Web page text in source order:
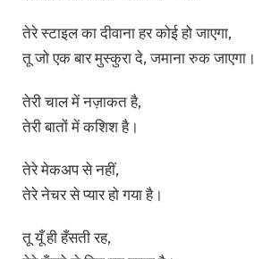
तेरे स्टाइल का दीवाना हर कोई हो जाएगा,
तू जो एक बार मुस्कुरा दे, जमाना रुक जाएगा।
तेरी चाल में नज़ाकत है,
तेरी बातों में कशिश है।
तेरे मेकअप से नहीं,
तेरे नेचर से प्यार हो गया है।
तू यूँ ही हँसती रह,